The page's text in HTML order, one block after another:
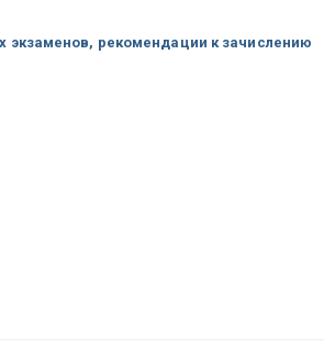
экзаменов, рекомендации к зачислению